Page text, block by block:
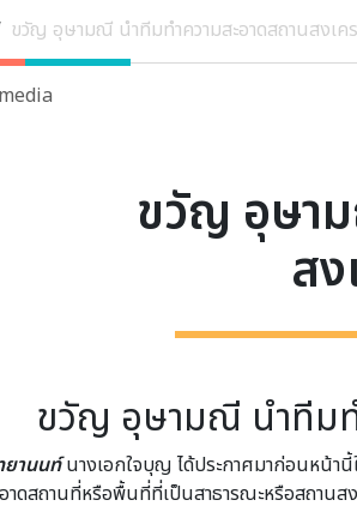
ขวัญ อุษามณี นำทีมทำความสะอาดสถานสงเค
ขวัญ อุษา
ส
ขวัญ อุษามณี นำทีมท
านนท์นางเอกใจบุญ ได้ประกาศมาก่อนหน้า
าดสถานที่หรือพื้นที่ที่เป็นสาธารณะหรือสถานส